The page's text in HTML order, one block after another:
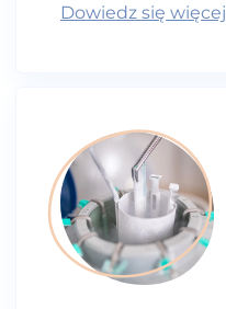
Dowiedz się więcej